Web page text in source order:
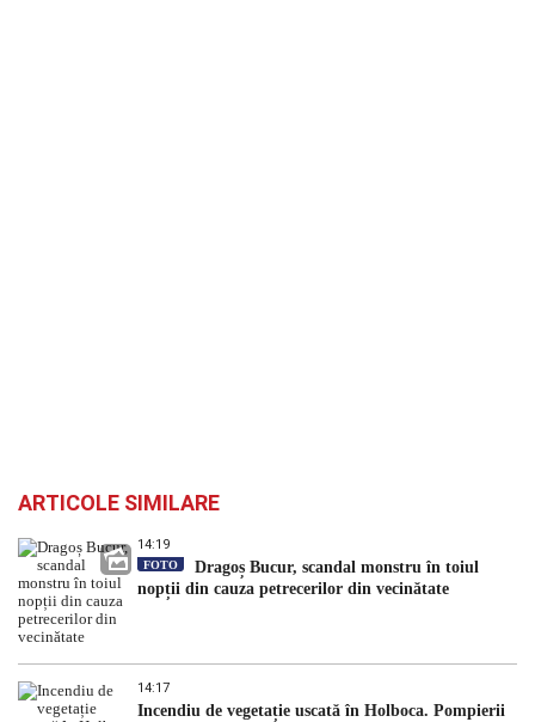
ARTICOLE SIMILARE
14:19
FOTO
Dragoș Bucur, scandal monstru în toiul
nopții din cauza petrecerilor din vecinătate
14:17
Incendiu de vegetație uscată în Holboca. Pompierii